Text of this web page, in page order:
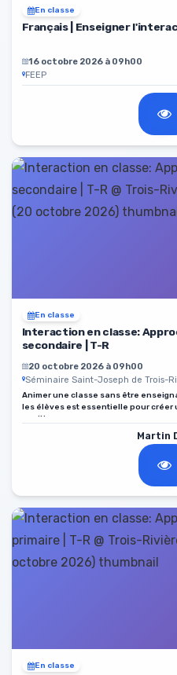
En classe
Français | Enseigner
16 octobre 2026 à 09h00
FEEP
En classe
Interaction en classe:
secondaire | T-R
20 octobre 2026 à 09h00
Séminaire Saint-Joseph de Trois-
Animer une classe sans être
les élèves est essentielle pour
positive.
Martin
En classe